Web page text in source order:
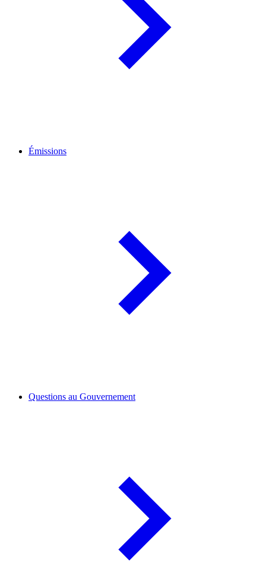
Émissions
Questions au Gouvernement